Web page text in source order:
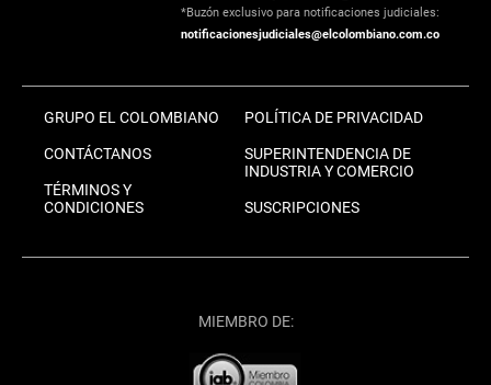
*Buzón exclusivo para notificaciones judiciales:
notificacionesjudiciales@elcolombiano.com.co
GRUPO EL COLOMBIANO
CONTÁCTANOS
TÉRMINOS Y
CONDICIONES
POLÍTICA DE PRIVACIDAD
SUPERINTENDENCIA DE
INDUSTRIA Y COMERCIO
SUSCRIPCIONES
MIEMBRO DE: